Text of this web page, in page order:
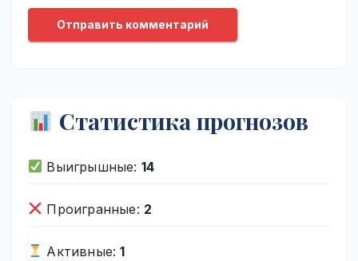
Статистика прогнозов
Выигрышные: 14
Проигранные: 2
Активные:1